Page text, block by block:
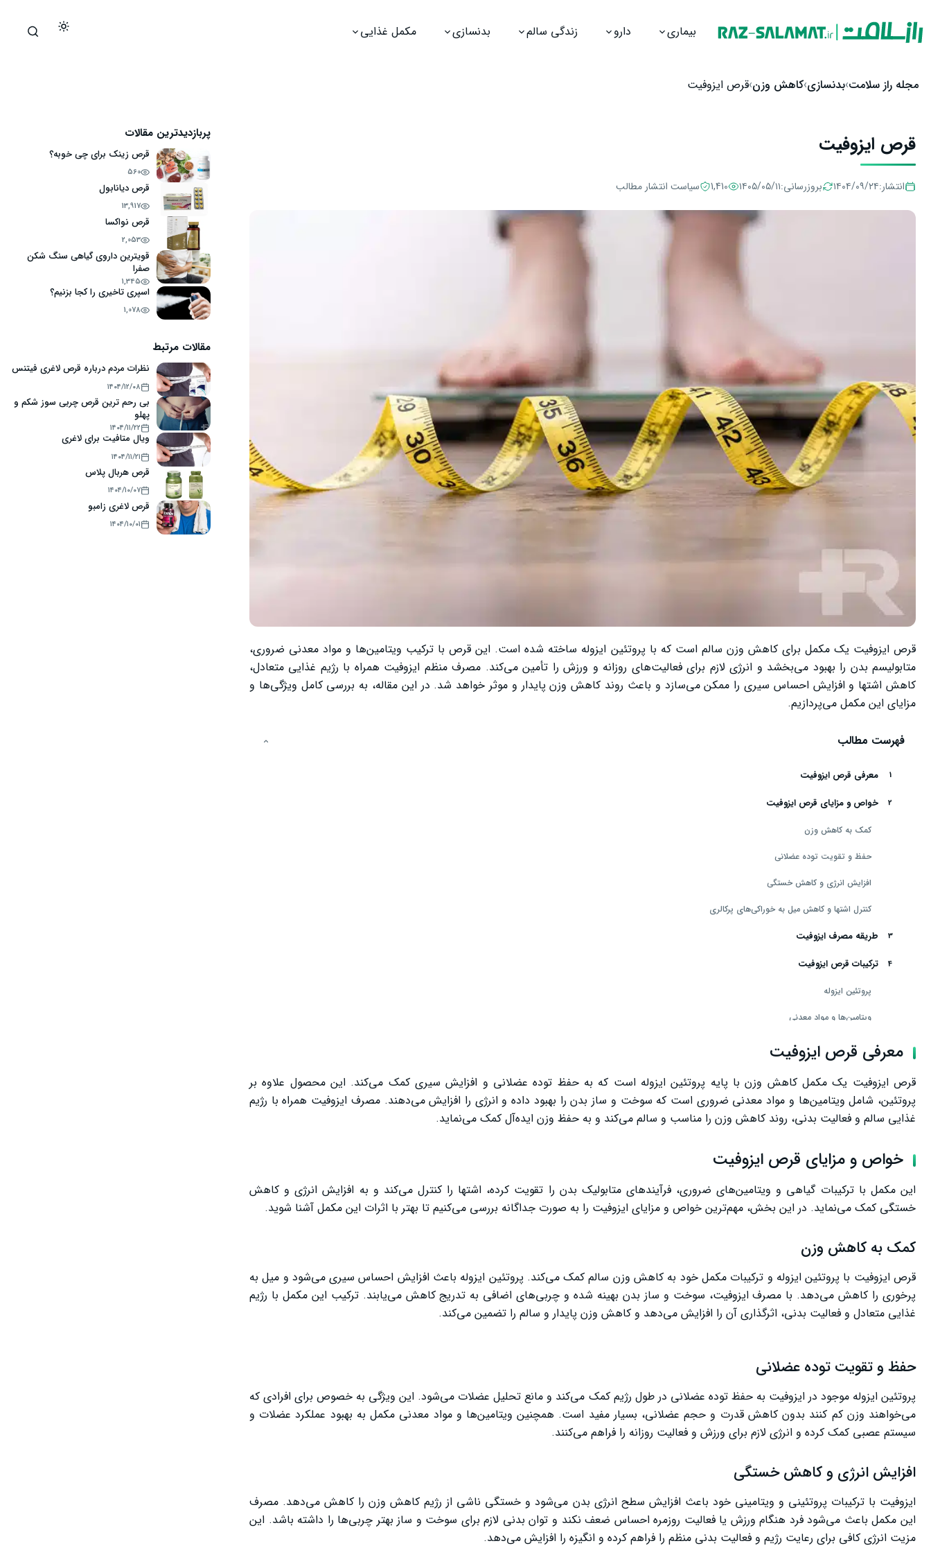
بیماری دارو زندگی سالم بدنسازی مکمل غذایی
مجله راز سلامت بدنسازی کاهش وزن قرص ایزوفیت
قرص ایزوفیت
انتشار:۱۴۰۴/۰۹/۲۴ بروزرسانی:۱۴۰۵/۰۵/۱۱ 1,410 سیاست انتشار مطالب
قرص ایزوفیت یک مکمل برای کاهش وزن سالم است که با پروتئین ایزوله ساخته شده است. این قرص با ترکیب ویتامین‌ها و مواد معدنی ضروری،
متابولیسم بدن را بهبود می‌بخشد و انرژی لازم برای فعالیت‌های روزانه و ورزش را تأمین می‌کند. مصرف منظم ایزوفیت همراه با رژیم غذایی متعادل،
کاهش اشتها و افزایش احساس سیری را ممکن می‌سازد و باعث روند کاهش وزن پایدار و موثر خواهد شد. در این مقاله، به بررسی کامل ویژگی‌ها و
مزایای این مکمل می‌پردازیم.
فهرست مطالب
معرفی قرص ایزوفیت
خواص و مزایای قرص ایزوفیت
کمک به کاهش وزن
حفظ و تقویت توده عضلانی
افزایش انرژی و کاهش خستگی
کنترل اشتها و کاهش میل به خوراکی‌های پرکالری
طریقه مصرف ایزوفیت
ترکیبات قرص ایزوفیت
پروتئین ایزوله
ویتامین‌ها و مواد معدنی
نکات علمی درباره عملکرد ترکیبات
تجربیات و نظرات قرص ایروفیت
خرید قرص ایزوفیت
سخن پایانی
معرفی قرص ایزوفیت
قرص ایزوفیت یک مکمل کاهش وزن با پایه پروتئین ایزوله است که به حفظ توده عضلانی و افزایش سیری کمک می‌کند. این محصول علاوه بر
پروتئین، شامل ویتامین‌ها و مواد معدنی ضروری است که سوخت و ساز بدن را بهبود داده و انرژی را افزایش می‌دهند. مصرف ایزوفیت همراه با رژیم
غذایی سالم و فعالیت بدنی، روند کاهش وزن را مناسب و سالم می‌کند و به حفظ وزن ایده‌آل کمک می‌نماید.
خواص و مزایای قرص ایزوفیت
این مکمل با ترکیبات گیاهی و ویتامین‌های ضروری، فرآیندهای متابولیک بدن را تقویت کرده، اشتها را کنترل می‌کند و به افزایش انرژی و کاهش
خستگی کمک می‌نماید. در این بخش، مهم‌ترین خواص و مزایای ایزوفیت را به صورت جداگانه بررسی می‌کنیم تا بهتر با اثرات این مکمل آشنا شوید.
کمک به کاهش وزن
قرص ایزوفیت با پروتئین ایزوله و ترکیبات مکمل خود به کاهش وزن سالم کمک می‌کند. پروتئین ایزوله باعث افزایش احساس سیری می‌شود و میل به
پرخوری را کاهش می‌دهد. با مصرف ایزوفیت، سوخت و ساز بدن بهینه شده و چربی‌های اضافی به تدریج کاهش می‌یابند. ترکیب این مکمل با رژیم
غذایی متعادل و فعالیت بدنی، اثرگذاری آن را افزایش می‌دهد و کاهش وزن پایدار و سالم را تضمین می‌کند.
حفظ و تقویت توده عضلانی
پروتئین ایزوله موجود در ایزوفیت به حفظ توده عضلانی در طول رژیم کمک می‌کند و مانع تحلیل عضلات می‌شود. این ویژگی به خصوص برای افرادی که
می‌خواهند وزن کم کنند بدون کاهش قدرت و حجم عضلانی، بسیار مفید است. همچنین ویتامین‌ها و مواد معدنی مکمل به بهبود عملکرد عضلات و
سیستم عصبی کمک کرده و انرژی لازم برای ورزش و فعالیت روزانه را فراهم می‌کنند.
افزایش انرژی و کاهش خستگی
ایزوفیت با ترکیبات پروتئینی و ویتامینی خود باعث افزایش سطح انرژی بدن می‌شود و خستگی ناشی از رژیم کاهش وزن را کاهش می‌دهد. مصرف
این مکمل باعث می‌شود فرد هنگام ورزش یا فعالیت روزمره احساس ضعف نکند و توان بدنی لازم برای سوخت و ساز بهتر چربی‌ها را داشته باشد. این
مزیت انرژی کافی برای رعایت رژیم و فعالیت بدنی منظم را فراهم کرده و انگیزه را افزایش می‌دهد.
پربازدیدترین مقالات
قرص زینک برای چی خوبه؟
560
قرص دیانابول
13,917
قرص نواکسا
2,053
قویترین داروی گیاهی سنگ شکن
صفرا
1,345
اسپری تاخیری را کجا بزنیم؟
1,078
مقالات مرتبط
نظرات مردم درباره قرص لاغری فیتنس
۱۴۰۴/۱۲/۰۸
بی رحم ترین قرص چربی سوز شکم و
پهلو
۱۴۰۴/۱۱/۲۲
ویال متافیت برای لاغری
۱۴۰۴/۱۱/۲۱
قرص هربال پلاس
۱۴۰۴/۱۰/۰۷
قرص لاغری زامبو
۱۴۰۴/۱۰/۰۱